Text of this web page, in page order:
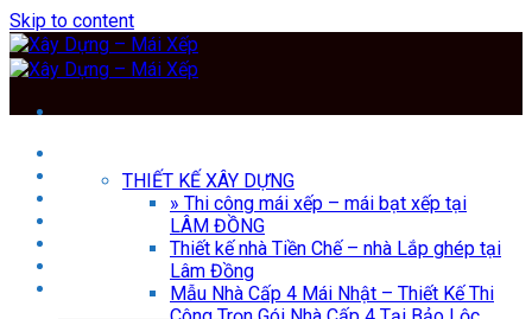
Skip to content
THIẾT KẾ XÂY DỰNG
BẠT MÁI CHE
THIẾT KẾ XÂY DỰNG
» Thi công mái xếp – mái bạt xếp tại
LÂM ĐỒNG
Thiết kế nhà Tiền Chế – nhà Lắp ghép tại
Lâm Đồng
Mẫu Nhà Cấp 4 Mái Nhật – Thiết Kế Thi